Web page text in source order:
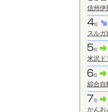
信州伊
スルガ
米沢ド
綜合自
かんお